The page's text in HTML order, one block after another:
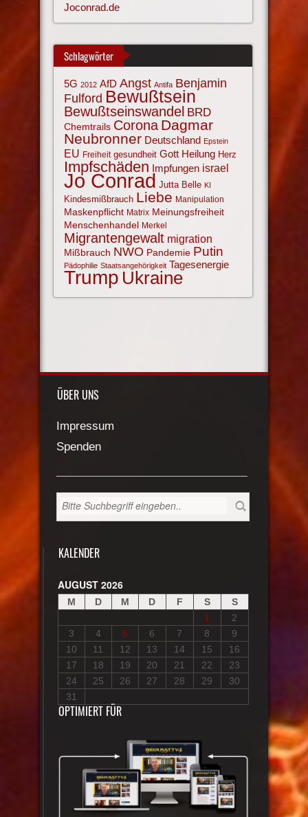
Joconrad.de
Schlagwörter
5G 2012 AfD Angst Antifa Benjamin
Fulford Bewußtsein
Bewußtseinswandel BRD
Chemtrails Corona Dagmar
Neubronner Deutschland Epstein
EU Freiheit gesundheit Gott Heilung Herz
Impfschäden Impfungen israel
Jo Conrad Jutta Belle KI
Kindesmißbrauch Liebe Manipulation
Maskenpflicht Matrix Meinungsfreiheit
Menschenhandel Merkel
Migrantengewalt migration
Mißbrauch NWO Pandemie Putin
Pädophilie Staatsangehörigkeit Tagesenergie
Trump Ukraine
ÜBER UNS
Impressum
Spenden
KALENDER
AUGUST 2026
M D M D F S
S
1
2
3
4 5 6 7 8
9
10
11 12 13 14 15
16
17
18 19 20 21 22
23
24
25 26 27 28 29
30
31
OPTIMIERT FÜR